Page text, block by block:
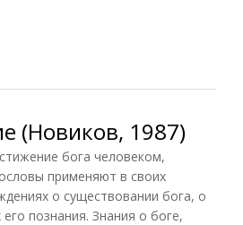
(Новиков, 1987)
бога человеком,
применяют в своих
о существовании бога, о
познания. Знания о боге,